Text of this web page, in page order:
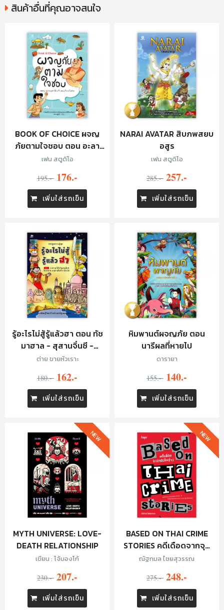
สินค้าอื่นที่คุณอาจสนใจ
BOOK OF CHOICE ผจญ
ภัยตามใจชอบ ตอน อะลา
ดินกับตะเกียงวิเศษ
เฟน สตูดิโอ
195.- 176.-
เพิ่มใส่รถเข็น
NARAI AVATAR สิบภพสยบ
อสูร
เฟน สตูดิโอ
285.- 257.-
เพิ่มใส่รถเข็น
รู้อะไรไม่สู้รู้แล้วฮา ตอน ทัช
มาฮาล - สุสานจิ๋นซี -
พีระมิด
ต่าย ขายหัวเราะ
180.- 162.-
เพิ่มใส่รถเข็น
หิมพานต์ผจญภัย ตอน
นารีผลที่หายไป
ดารายา
155.- 140.-
เพิ่มใส่รถเข็น
MYTH UNIVERSE: LOVE-
DEATH RELATIONSHIP
เขียน : โจ้บองโก้
230.- 207.-
เพิ่มใส่รถเข็น
NEW
BASED ON THAI CRIME
STORIES คดีเดือดจากจุด
เกิดข่าว
ณัฐกมล ไชยสุวรรณ
275.- 248.-
เพิ่มใส่รถเข็น
NEW